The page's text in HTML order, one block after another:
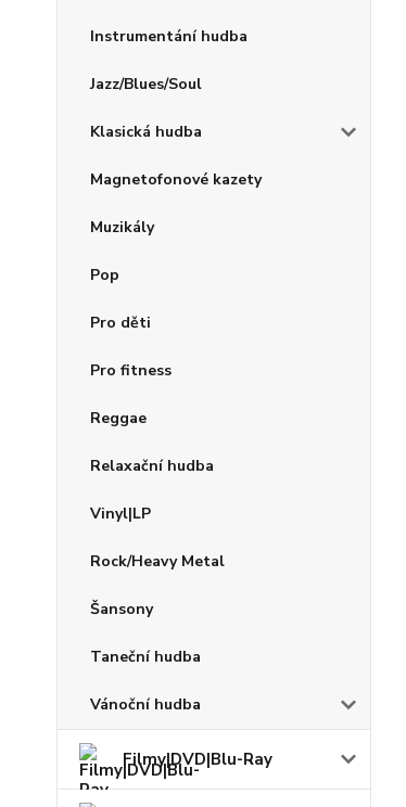
Instrumentání hudba
Jazz/Blues/Soul
Klasická hudba
Magnetofonové kazety
Muzikály
Pop
Pro děti
Pro fitness
Reggae
Relaxační hudba
Vinyl|LP
Rock/Heavy Metal
Šansony
Taneční hudba
Vánoční hudba
Filmy|DVD|Blu-Ray